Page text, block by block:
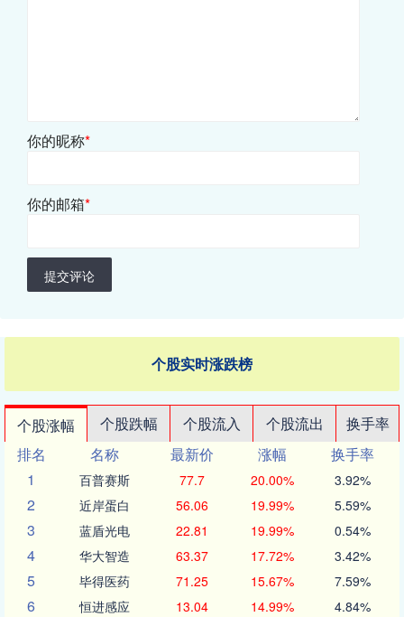
你的昵称*
你的邮箱*
提交评论
个股实时涨跌榜
个股涨幅 个股跌幅 个股流入 个股流出
换手率
排名
名称 最新价 涨幅
换手率
1
百普赛斯 77.7 20.00% 3.92%
2 近岸蛋白 56.06 19.99% 5.59%
3 蓝盾光电 22.81 19.99% 0.54%
4 华大智造 63.37 17.72% 3.42%
5 毕得医药 71.25 15.67% 7.59%
6 恒进感应 13.04 14.99% 4.84%